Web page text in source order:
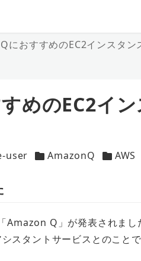
におすすめのEC2インスタン
めのEC2イ
user
カテゴリー
AmazonQ
カテゴ
AWS
Amazon Q」が発表されまし
スタントサービスとのことで